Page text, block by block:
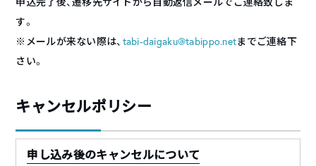
す。
※メールが来ない際は、 tabi-daigaku@tabippo.netまでご連絡下
さい。
キャンセルポリシー
申し込み後のキャンセルについて